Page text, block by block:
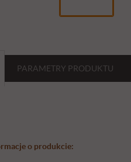
PARAMETRY PRODUKTU
o produkcie: